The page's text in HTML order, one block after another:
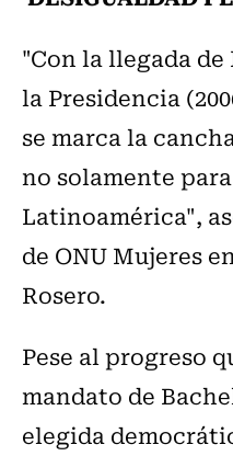
"Con la llegada
la Presidencia
se marca la
no solamente
Latinoamérica",
de ONU Mujeres
Rosero.
Pese al progreso
mandato de
elegida